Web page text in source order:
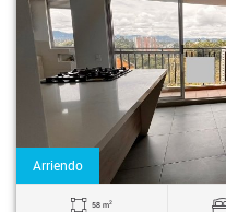
Arriendo
58 m2